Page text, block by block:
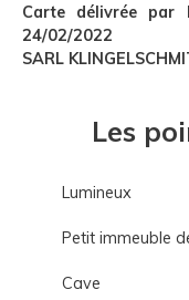
Carte délivrée
24/02/2022
SARL
Les
Lumineux
Petit immeuble
Cave